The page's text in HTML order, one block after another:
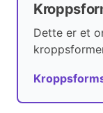
Dette er et